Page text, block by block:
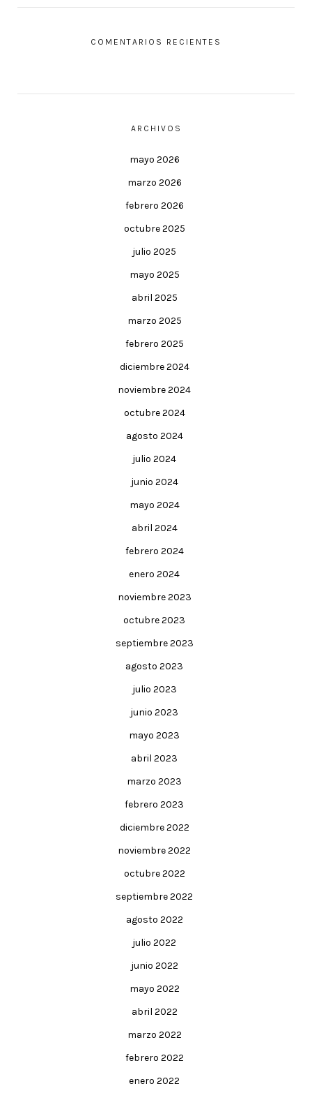
COMENTARIOS RECIENTES
ARCHIVOS
mayo 2026
marzo 2026
febrero 2026
octubre 2025
julio 2025
mayo 2025
abril 2025
marzo 2025
febrero 2025
diciembre 2024
noviembre 2024
octubre 2024
agosto 2024
julio 2024
junio 2024
mayo 2024
abril 2024
febrero 2024
enero 2024
noviembre 2023
octubre 2023
septiembre 2023
agosto 2023
julio 2023
junio 2023
mayo 2023
abril 2023
marzo 2023
febrero 2023
diciembre 2022
noviembre 2022
octubre 2022
septiembre 2022
agosto 2022
julio 2022
junio 2022
mayo 2022
abril 2022
marzo 2022
febrero 2022
enero 2022